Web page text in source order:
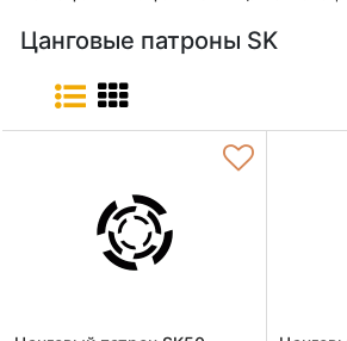
Цанговые патроны SK